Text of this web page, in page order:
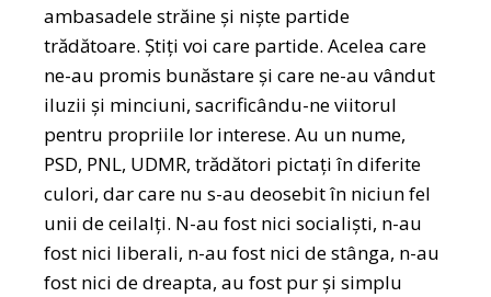
ambasadele străine și niște partide
trădătoare. Știți voi care partide. Acelea care
ne-au promis bunăstare și care ne-au vândut
iluzii și minciuni, sacrificându-ne viitorul
pentru propriile lor interese. Au un nume,
PSD, PNL, UDMR, trădători pictați în diferite
culori, dar care nu s-au deosebit în niciun fel
unii de ceilalți. N-au fost nici socialiști, n-au
fost nici liberali, n-au fost nici de stânga, n-au
fost nici de dreapta, au fost pur și simplu